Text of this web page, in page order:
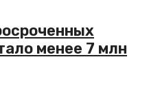
менее 7 млн